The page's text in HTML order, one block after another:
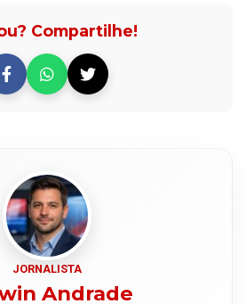
Compartilhe!
JORNALISTA
Andrade